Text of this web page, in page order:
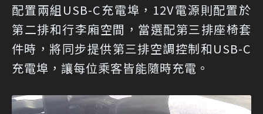
配置兩組USB-C充電埠，12V電源則配置於
第二排和行李廂空間，當選配第三排座椅套
件時，將同步提供第三排空調控制和USB-C
充電埠，讓每位乘客皆能隨時充電。